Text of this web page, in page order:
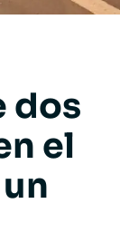
dos
el